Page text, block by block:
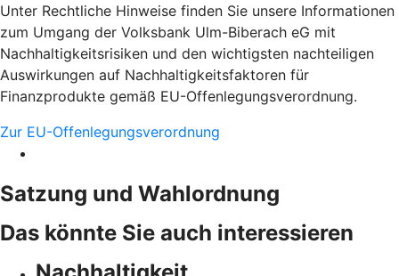
Unter Rechtliche Hinweise finden Sie unsere Informationen
zum Umgang der Volksbank Ulm-Biberach eG mit
Nachhaltigkeitsrisiken und den wichtigsten nachteiligen
Auswirkungen auf Nachhaltigkeitsfaktoren für
Finanzprodukte gemäß EU-Offenlegungsverordnung.
Zur EU-Offenlegungsverordnung
Satzung und Wahlordnung
Das könnte Sie auch interessieren